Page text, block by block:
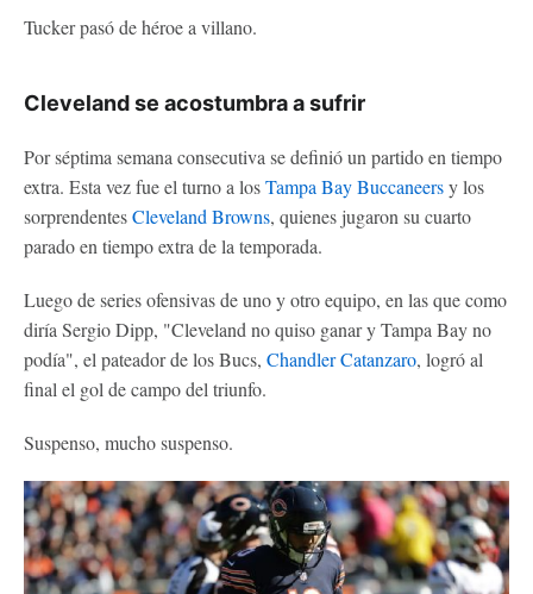
Tucker pasó de héroe a villano.
Cleveland se acostumbra a sufrir
Por séptima semana consecutiva se definió un partido en tiempo
extra. Esta vez fue el turno a losTampa Bay Buccaneersy los
sorprendentesCleveland Browns, quienes jugaron su cuarto
parado en tiempo extra de la temporada.
Luego de series ofensivas de uno y otro equipo, en las que como
diría Sergio Dipp, "Cleveland no quiso ganar y Tampa Bay no
podía", el pateador de los Bucs, Chandler Catanzaro, logró al
final el gol de campo del triunfo.
Suspenso, mucho suspenso.